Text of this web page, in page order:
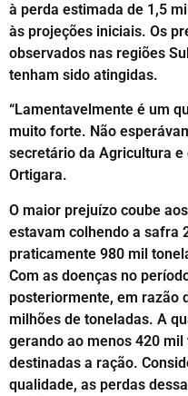
à perda estimada de 1,5
às projeções iniciais. Os
observados nas regiões
tenham sido atingidas.
“Lamentavelmente é um
muito forte. Não
secretário da Agricultura
Ortigara.
O maior prejuízo coube
estavam colhendo a safra
praticamente 980 mil
Com as doenças no
posteriormente, em razão
milhões de toneladas. A
gerando ao menos 420
destinadas a ração.
qualidade, as perdas